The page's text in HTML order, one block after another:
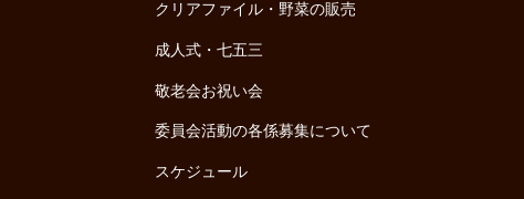
クリアファイル・野菜の販売
成人式・七五三
敬老会お祝い会
委員会活動の各係募集について
スケジュール